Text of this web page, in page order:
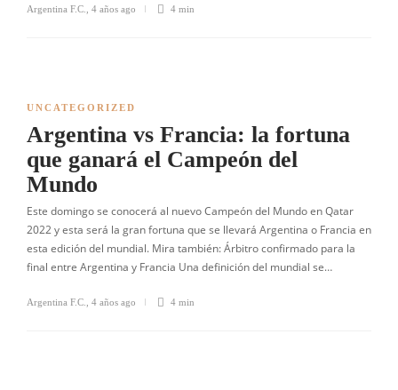
Argentina F.C. 4 años ago 4 min
UNCATEGORIZED
Argentina vs Francia: la fortuna
que ganará el Campeón del
Mundo
Este domingo se conocerá al nuevo Campeón del Mundo en Qatar
2022 y esta será la gran fortuna que se llevará Argentina o Francia en
esta edición del mundial. Mira también: Árbitro confirmado para la
final entre Argentina y Francia Una definición del mundial se…
Argentina F.C. 4 años ago 4 min